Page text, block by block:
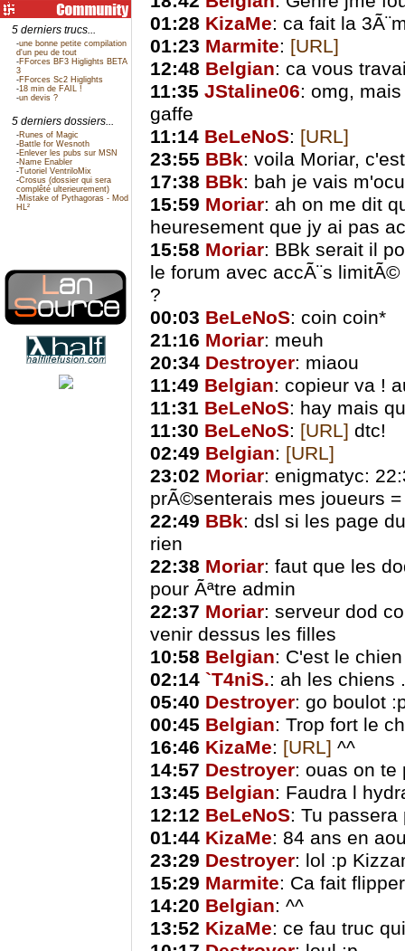
5 derniers trucs...
-une bonne petite compilation
d'un peu de tout
-FForces BF3 Higlights BETA
3
-FForces Sc2 Higlights
-18 min de FAIL !
-un devis ?
5 derniers dossiers...
-Runes of Magic
-Battle for Wesnoth
-Enlever les pubs sur MSN
-Name Enabler
-Tutoriel VentriloMix
-Crosus (dossier qui sera
complêté ulterieurement)
-Mistake of Pythagoras - Mod
HL²
01:28 KizaMe: ca fait la
01:23 Marmite: [URL]
12:48 Belgian: ca vous
11:35 JStaline06: omg,
gaffe
11:14 BeLeNoS: [URL]
23:55 BBk: voila Moriar,
17:38 BBk: bah je vais
15:59 Moriar: ah on me dit
heuresement que jy ai pas
15:58 Moriar: BBk serait il
le forum avec accÃ¨s
?
00:03 BeLeNoS: coin coin*
21:16 Moriar: meuh
20:34 Destroyer: miaou
11:49 Belgian: copieur va !
11:31 BeLeNoS: hay mais
11:30 BeLeNoS: [URL] dtc!
02:49 Belgian: [URL]
23:02 Moriar: enigmatyc:
prÃ©senterais mes joueurs
22:49 BBk: dsl si les page
rien
22:38 Moriar: faut que les
pour Ãªtre admin
22:37 Moriar: serveur dod
venir dessus les filles
10:58 Belgian: C'est le
02:14 `T4niS.: ah les chiens
05:40 Destroyer: go boulot
00:45 Belgian: Trop fort le
16:46 KizaMe: [URL] ^^
14:57 Destroyer: ouas on te
13:45 Belgian: Faudra l
12:12 BeLeNoS: Tu
01:44 KizaMe: 84 ans en
23:29 Destroyer: lol :p
15:29 Marmite: Ca fait
14:20 Belgian: ^^
13:52 KizaMe: ce fau truc